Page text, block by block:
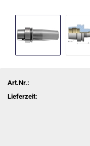
Art.Nr.:
Lieferzeit: